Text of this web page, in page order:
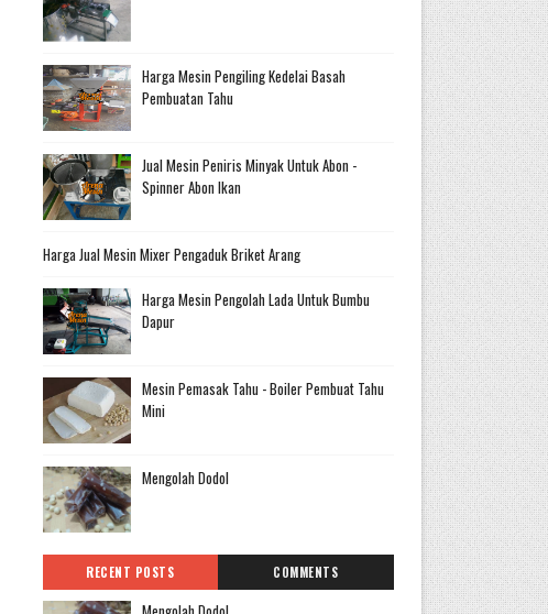
Harga Mesin Pengiling Kedelai Basah
Pembuatan Tahu
Jual Mesin Peniris Minyak Untuk Abon -
Spinner Abon Ikan
Harga Jual Mesin Mixer Pengaduk Briket Arang
Harga Mesin Pengolah Lada Untuk Bumbu
Dapur
Mesin Pemasak Tahu - Boiler Pembuat Tahu
Mini
Mengolah Dodol
RECENT POSTS COMMENTS